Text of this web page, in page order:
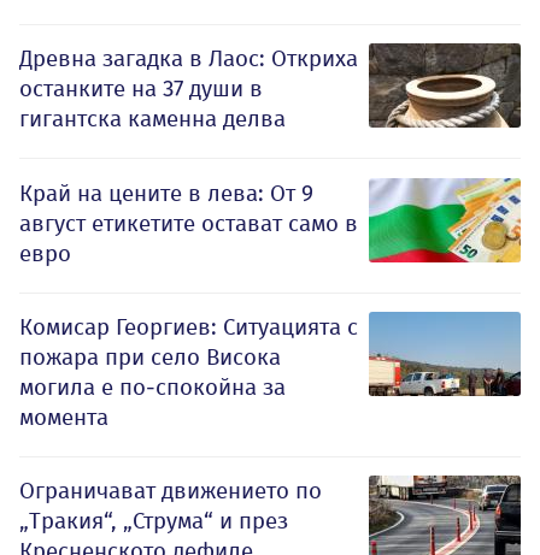
Древна загадка в Лаос: Откриха
останките на 37 души в
гигантска каменна делва
Край на цените в лева: От 9
август етикетите остават само в
евро
Комисар Георгиев: Ситуацията с
пожара при село Висока
могила е по-спокойна за
момента
Ограничават движението по
„Тракия“, „Струма“ и през